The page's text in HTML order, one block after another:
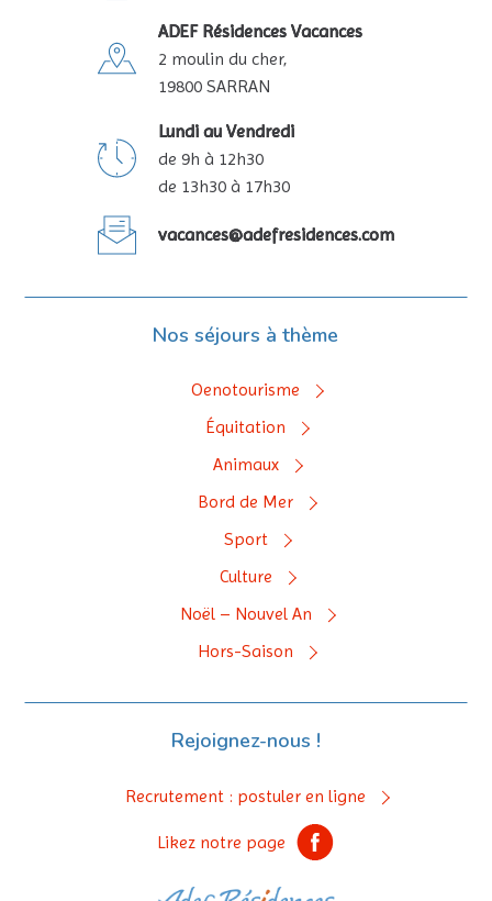
ADEF Résidences Vacances
2 moulin du cher,
19800 SARRAN
Lundi au Vendredi
de 9h à 12h30
de 13h30 à 17h30
vacances@adefresidences.com
Nos séjours à thème
Oenotourisme
Équitation
Animaux
Bord de Mer
Sport
Culture
Noël – Nouvel An
Hors-Saison
Rejoignez-nous !
Recrutement : postuler en ligne
Likez notre page